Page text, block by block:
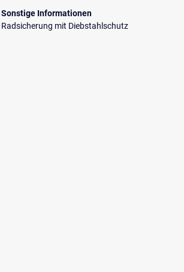
Sonstige Informationen
Radsicherung mit Diebstahlschutz